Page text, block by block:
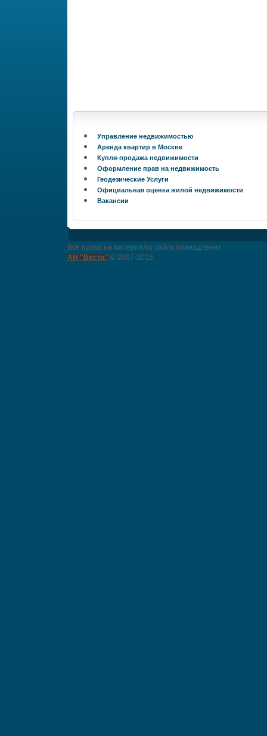
Управление недвижимостью
Аренда квартир в Москве
Купля-продажа недвижимости
Оформление прав на недвижимость
Геодезические Услуги
Официальная оценка жилой недвижимости
Вакансии
Все права на материалы сайта принадлежат
АН "Веста" © 2007-2015